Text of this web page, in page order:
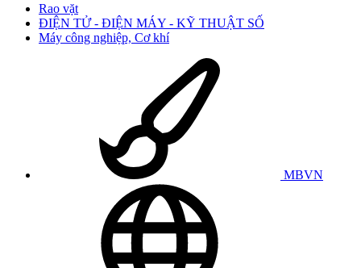
Rao vặt
ĐIỆN TỬ - ĐIỆN MÁY - KỸ THUẬT SỐ
Máy công nghiệp, Cơ khí
MBVN